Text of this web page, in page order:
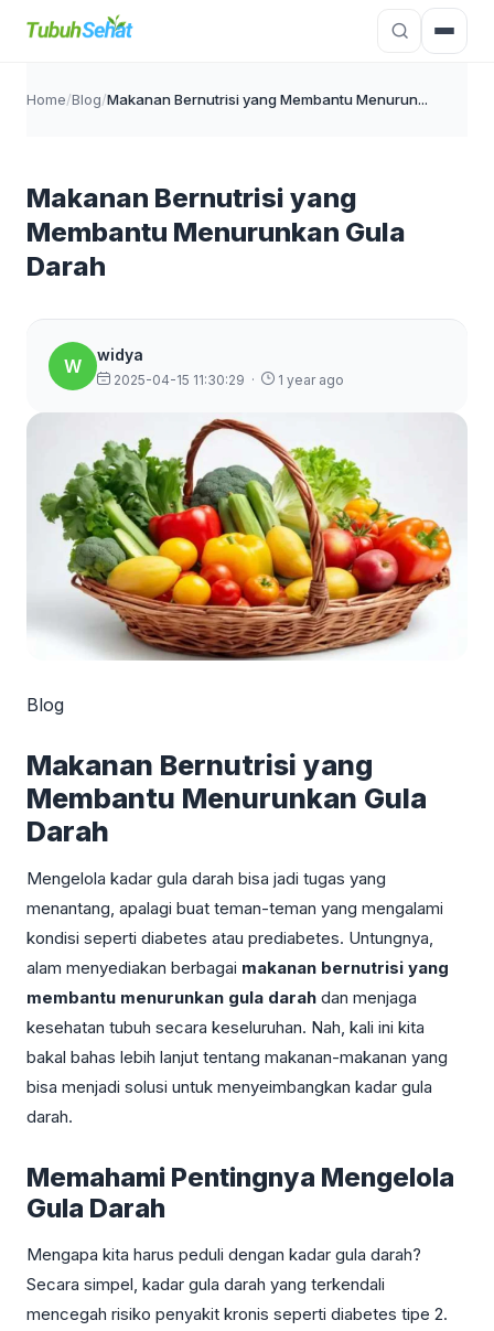
Home/Blog/Makanan Bernutrisi yang Membantu Menurun...
Makanan Bernutrisi yang
Membantu Menurunkan Gula
Darah
W
widya
2025-04-15 11:30:29 · 1 year ago
Blog
Makanan Bernutrisi yang
Membantu Menurunkan Gula
Darah
Mengelola kadar gula darah bisa jadi tugas yang
menantang, apalagi buat teman-teman yang mengalami
kondisi seperti diabetes atau prediabetes. Untungnya,
alam menyediakan berbagai makanan bernutrisi yang
membantu menurunkan gula darah dan menjaga
kesehatan tubuh secara keseluruhan. Nah, kali ini kita
bakal bahas lebih lanjut tentang makanan-makanan yang
bisa menjadi solusi untuk menyeimbangkan kadar gula
darah.
Memahami Pentingnya Mengelola
Gula Darah
Mengapa kita harus peduli dengan kadar gula darah?
Secara simpel, kadar gula darah yang terkendali
mencegah risiko penyakit kronis seperti diabetes tipe 2.